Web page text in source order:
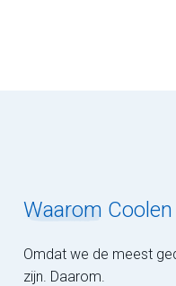
Waarom
Omdat we de meest
zijn. Daarom.